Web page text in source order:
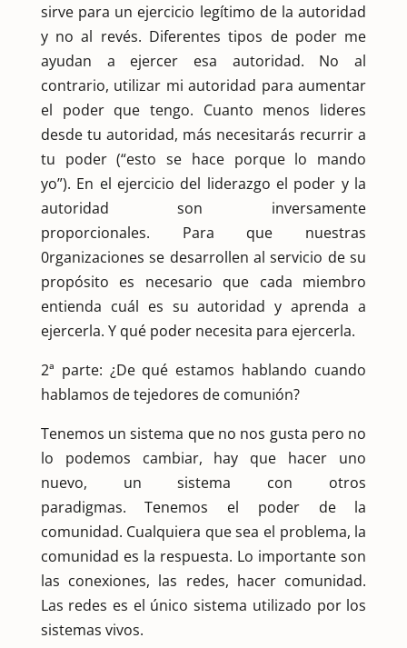
sirve para un ejercicio legítimo de la autoridad
y no al revés. Diferentes tipos de poder me
ayudan a ejercer esa autoridad. No al
contrario, utilizar mi autoridad para aumentar
el poder que tengo. Cuanto menos lideres
desde tu autoridad, más necesitarás recurrir a
tu poder (“esto se hace porque lo mando
yo”). En el ejercicio del liderazgo el poder y la
autoridad son inversamente
proporcionales. Para que nuestras
0rganizaciones se desarrollen al servicio de su
propósito es necesario que cada miembro
entienda cuál es su autoridad y aprenda a
ejercerla. Y qué poder necesita para ejercerla.
2ª parte: ¿De qué estamos hablando cuando
hablamos de tejedores de comunión?
Tenemos un sistema que no nos gusta pero no
lo podemos cambiar, hay que hacer uno
nuevo, un sistema con otros
paradigmas. Tenemos el poder de la
comunidad. Cualquiera que sea el problema, la
comunidad es la respuesta. Lo importante son
las conexiones, las redes, hacer comunidad.
Las redes es el único sistema utilizado por los
sistemas vivos.